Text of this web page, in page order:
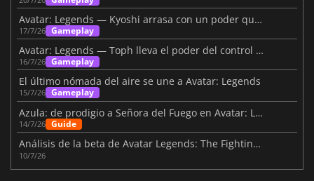
Avatar: Legends — Kyoshi arrasa con un poder que hace temblar la tierra
17/7/26 Gameplay
Avatar: Legends — Toph lleva el poder del control de la tierra a la batalla
16/7/26 Gameplay
El último nómada del aire se une a Avatar: Legends
15/7/26 Gameplay
Azula: de prodigio a Señora del Fuego en Avatar: Leyendas
14/7/26 Guide
Análisis de la beta de Avatar Legends: The Fighting Game
10/7/26